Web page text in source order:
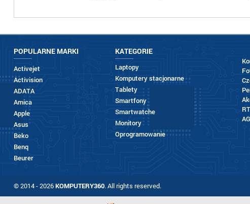
POPULARNE MARKI
Activejet
Activision
ADATA
Amica
Apple
Asus
Beko
Benq
Beurer
KATEGORIE
Laptopy
Komputery stacjonarne
Tablety
Smartfony
Smartwatche
Monitory
Oprogramowanie
© 2014 - 2026KOMPUTERY360. All rights reserved.